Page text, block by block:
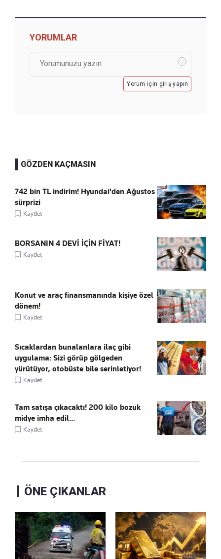
YORUMLAR
Yorum için giriş yapın
GÖZDEN KAÇMASIN
742 bin TL indirim! Hyundai'den Ağustos
sürprizi
Kaydet
BORSANIN 4 DEVİ İÇİN FİYAT!
Kaydet
Konut ve araç finansmanında kişiye özel
dönem!
Kaydet
Sıcaklardan bunalanlara ilaç gibi
uygulama: Sizi görüp gölgeden
yürütüyor, otobüste bile serinletiyor!
Kaydet
Tam satışa çıkacaktı! 200 kilo bozuk
midye imha edil...
Kaydet
ÖNE ÇIKANLAR